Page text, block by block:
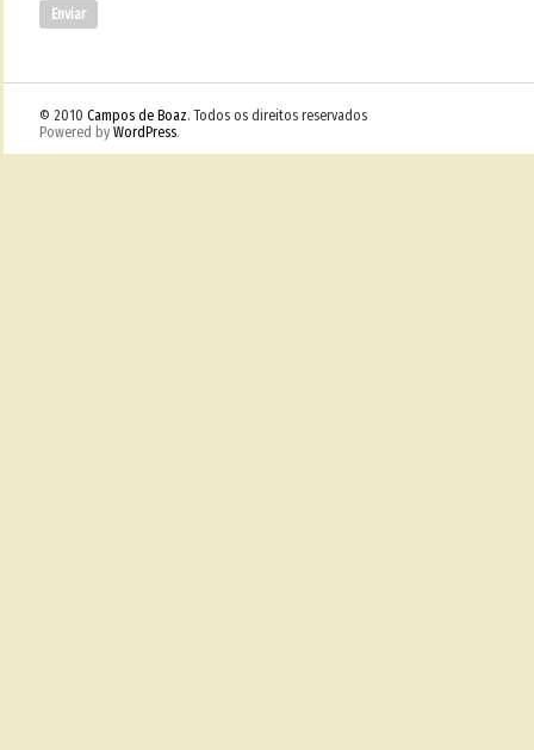
© 2010 Campos de Boaz. Todos os direitos reservados
Powered by WordPress.